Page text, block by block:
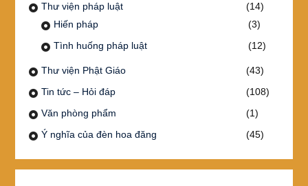
Thư viện pháp luật
(14)
Hiến pháp
(3)
Tình huống pháp luật
(12)
Thư viện Phật Giáo
(43)
Tin tức – Hỏi đáp
(108)
Văn phòng phẩm
(1)
Ý nghĩa của đèn hoa đăng
(45)